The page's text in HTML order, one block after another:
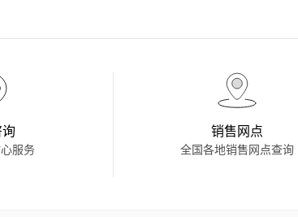
服务
销售网点
全国各地销售网点查询